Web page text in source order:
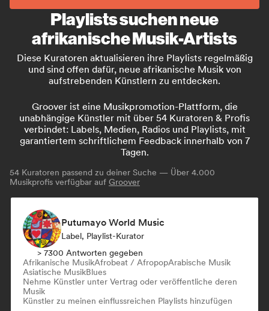
Playlists suchen neue
afrikanische Musik-Artists
Diese Kuratoren aktualisieren ihre Playlists regelmäßig
und sind offen dafür, neue afrikanische Musik von
aufstrebenden Künstlern zu entdecken.
Groover ist eine Musikpromotion-Plattform, die
unabhängige Künstler mit über 54 Kuratoren & Profis
verbindet: Labels, Medien, Radios und Playlists, mit
garantiertem schriftlichem Feedback innerhalb von 7
Tagen.
54 Kuratoren passend zu deiner Suche — Über 4.000
Musikprofis verfügbar auf Groover
Putumayo World Music
Label, Playlist-Kurator
> 7300 Antworten gegeben
Afrikanische MusikAfrobeat / AfropopArabische Musik
Asiatische MusikBlues
Nehme Künstler unter Vertrag oder veröffentliche deren
Musik
Künstler zu meinen einflussreichen Playlists hinzufügen